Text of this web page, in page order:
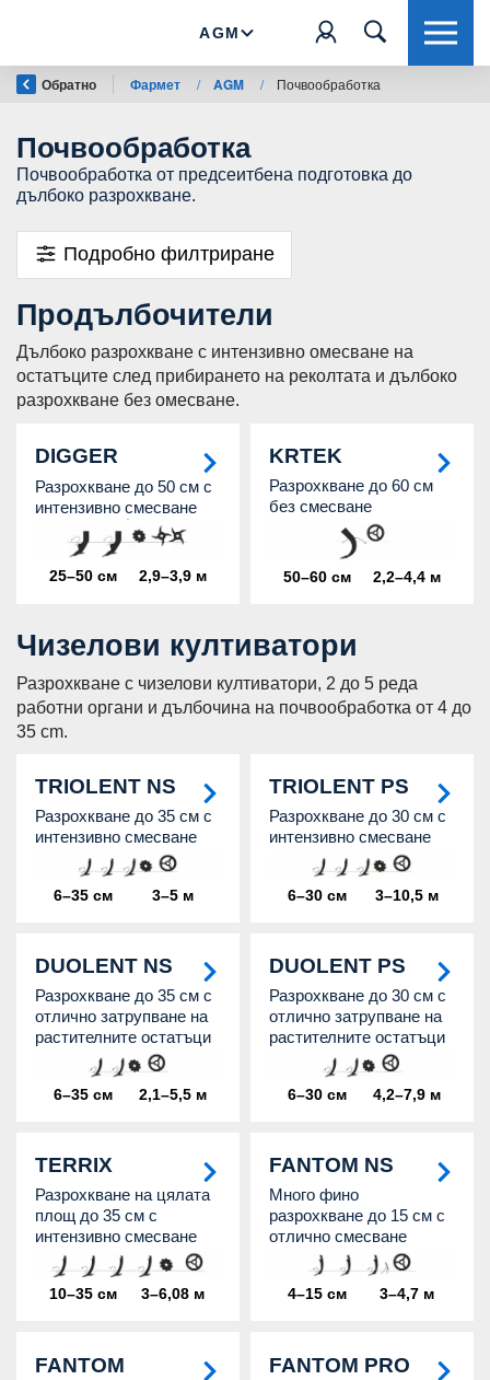
AGM
Обратно Фармет / AGM / Почвообработка
Почвообработка
Почвообработка от предсеитбена подготовка до
дълбоко разрохкване.
Подробно филтриране
Продълбочители
Дълбоко разрохкване с интензивно омесване на
остатъците след прибирането на реколтата и дълбоко
разрохкване без омесване.
DIGGER
Разрохкване до 50 см с
интензивно смесване
25–50 см 2,9–3,9 м
KRTEK
Разрохкване до 60 см
без смесване
50–60 см 2,2–4,4 м
Чизелови култиватори
Разрохкване с чизелови култиватори, 2 до 5 реда
работни органи и дълбочина на почвообработка от 4 до
35 cm.
TRIOLENT NS
Разрохкване до 35 см с
интензивно смесване
6–35 см 3–5 м
TRIOLENT PS
Разрохкване до 30 см с
интензивно смесване
6–30 см 3–10,5 м
DUOLENT NS
Разрохкване до 35 см с
отлично затрупване на
растителните остатъци
6–35 см 2,1–5,5 м
DUOLENT PS
Разрохкване до 30 см с
отлично затрупване на
растителните остатъци
6–30 см 4,2–7,9 м
TERRIX
Разрохкване на цялата
площ до 35 см с
интензивно смесване
10–35 см 3–6,08 м
FANTOM NS
Много фино
разрохкване до 15 см с
отлично смесване
4–15 см 3–4,7 м
FANTOM
FANTOM PRO